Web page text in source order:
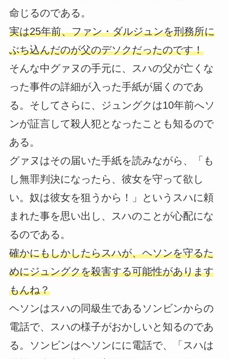
命じるのである。
実は25年前、ファン・ダルジュンを刑務所に
ぶち込んだのが父のデソクだったのです！
そんな中グァヌの手元に、スハの父が亡くな
った事件の詳細が入った手紙が届くのであ
る。そしてさらに、ジュングクは10年前へソ
ンが証言して殺人犯となったことも知るので
ある。
グァヌはその届いた手紙を読みながら、「も
し無罪判決になったら、彼女を守って欲し
い。奴は彼女を狙うから！」というスハに頼
まれた事を思い出し、スハのことが心配にな
るのである。
確かにもしかしたらスハが、ヘソンを守るた
めにジュングクを殺害する可能性があります
もんね？
ヘソンはスハの同級生であるソンビンからの
電話で、スハの様子がおかしいと知るのであ
る。ソンビンはヘソンにに電話で、「スハは